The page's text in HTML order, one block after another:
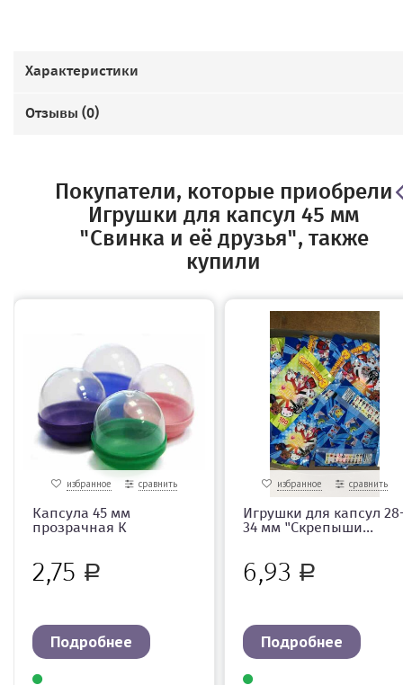
Характеристики
Отзывы (0)
Покупатели, которые приобрели
Игрушки для капсул 45 мм
"Свинка и её друзья", также
купили
избранное сравнить
Капсула 45 мм
прозрачная К
2,75 Р
Подробнее
избранное сравнить
Игрушки для капсул
34 мм "Скрепыши...
6,93 Р
Подробнее